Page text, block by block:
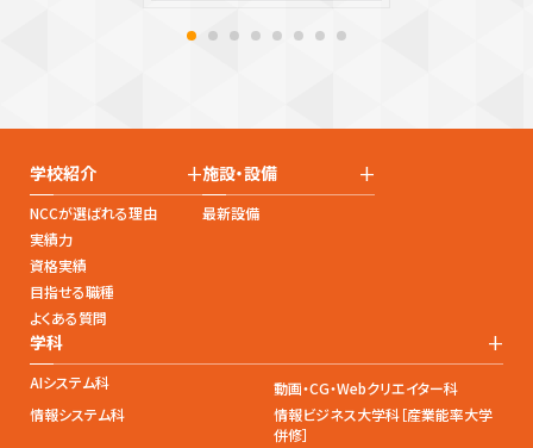
学校紹介 +
NCCが選ばれる理由
実績力
資格実績
目指せる職種
よくある質問
施設・設備 +
最新設備
学科 +
AIシステム科
動画・CG・Webクリエイター科
情報システム科
情報ビジネス大学科［産業能率大学
併修］